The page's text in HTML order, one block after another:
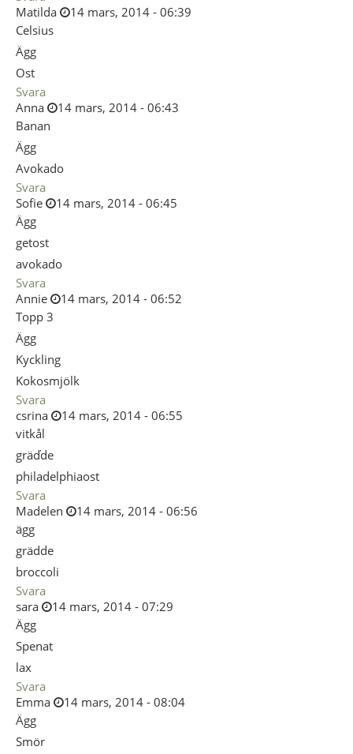
Matilda
14 mars, 2014 - 06:39
Celsius
Ägg
Ost
Svara
Anna
14 mars, 2014 - 06:43
Banan
Ägg
Avokado
Svara
Sofie
14 mars, 2014 - 06:45
Ägg
getost
avokado
Svara
Annie
14 mars, 2014 - 06:52
Topp 3
Ägg
Kyckling
Kokosmjölk
Svara
csrina
14 mars, 2014 - 06:55
vitkål
gräďde
philadelphiaost
Svara
Madelen
14 mars, 2014 - 06:56
ägg
grädde
broccoli
Svara
sara
14 mars, 2014 - 07:29
Ägg
Spenat
lax
Svara
Emma
14 mars, 2014 - 08:04
Ägg
Smör